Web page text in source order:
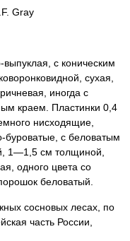
Gray
с коническим
сухая,
иногда с
краем. Пластинки 0,4
нисходящие,
буроватые, с беловатым
1—1,5 см толщиной,
одного цвета со
беловатый.
сосновых лесах, по
часть России,